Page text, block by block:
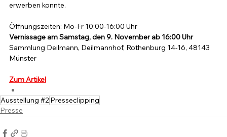
erwerben konnte.
Öffnungszeiten: Mo-Fr 10:00-16:00 Uhr
Vernissage am Samstag, den 9. November ab 16:00 Uhr
Sammlung Deilmann, Deilmannhof, Rothenburg 14-16, 48143
Münster
Zum Artikel
Ausstellung #2 Presseclipping
Presse